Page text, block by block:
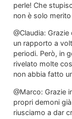
perle! Che
non è solo
@Claudia:
un rapporto a
periodi. Però, in
rivelato molte
non abbia fatto
@Marco: Grazie
propri demoni
riusciamo a dar